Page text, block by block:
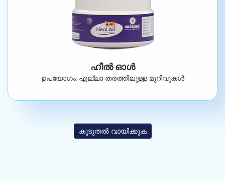
ഹീൽ ഓൾ
ഉപയോഗം: എല്ലാ തരത്തിലുള്ള മുറിവുകൾ
കൂടുതൽ വായിക്കുക